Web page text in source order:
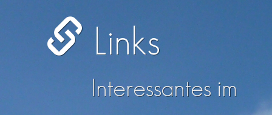
Links
Interessantes im